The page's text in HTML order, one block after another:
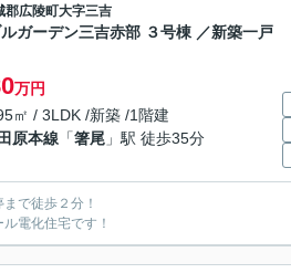
郡広陵町大字三吉
ルガーデン三吉赤部 ３号棟 ／新築一戸
万円
㎡ / 3LDK /新築 /1階建
原本線 「箸尾 」駅 徒歩35分
で徒歩２分！
電化住宅です！